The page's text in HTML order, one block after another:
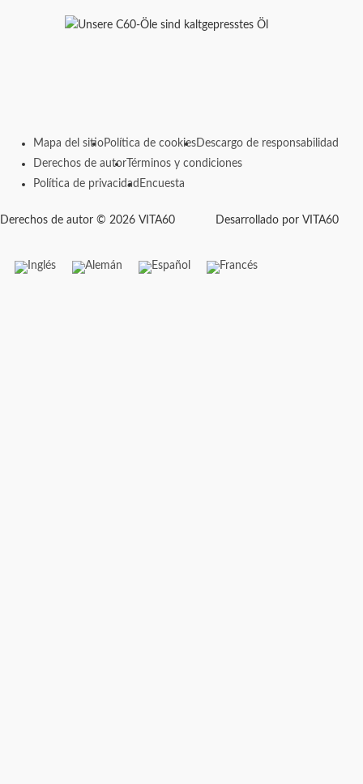
Mapa del sitioPolítica de cookies Descargo de responsabilidad
Derechos de autor Términos y condiciones
Política de privacidad Encuesta
Derechos de autor © 2026 VITA60 Desarrollado por VITA60